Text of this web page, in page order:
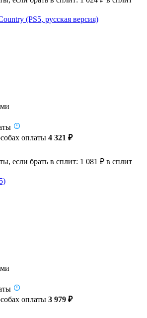
(PS5, русская версия)
оплаты 4 321 ₽
если брать в сплит: 1 081 ₽ в сплит
оплаты 3 979 ₽